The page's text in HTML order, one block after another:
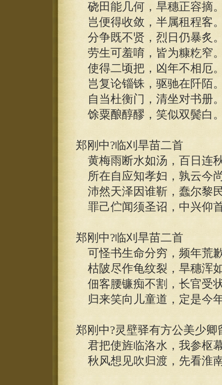
硗田能几何，旱穗正容摘
岂便得收敛，半属租程客
分争既不贤，烈日仍暴炙
劳生可羞唷，皆为糠籺窄
使得二顷把，凶年不相厄
岂复论锱铢，驱驰在阡陌
自当杜衡门，清坐对书册
馀粟酿醇醪，笑似双鬓白
郑刚中?临刈旱苗二首
黄梅雨断水如汤，百日连
所在自应知孝妇，孰云今
沛然天泽因谁靳，蠢尔黎
罪己伫闻须圣诏，中兴仰
郑刚中?临刈旱苗二首
可怪书生命分穷，频年荒
枯陂尽作龟纹裂，旱穗浑
佃客腰镰痴不割，长官受
归来笑向儿童道，定是今
郑刚中?灵壁驿有方公美少卿
君把使旌临洛水，我参枢
秋风想见吹归渡，先看淮